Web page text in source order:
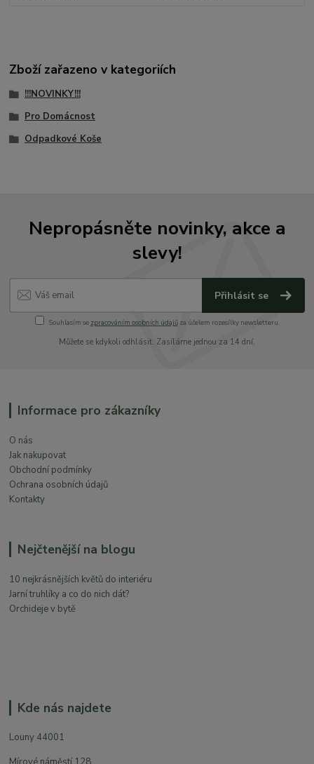
Zboží zařazeno v kategoriích
!!!NOVINKY!!!
Pro Domácnost
Odpadkové Koše
Nepropásněte novinky, akce a
slevy!
Přihlásit se
Souhlasím se zpracováním osobních údajůza účelem rozesílky newsletteru.
Můžete se kdykoli odhlásit. Zasíláme jednou za 14 dní.
Informace pro zákazníky
O nás
Jak nakupovat
Obchodní podmínky
Ochrana osobních údajů
Kontakty
Nejčtenější na blogu
10 nejkrásnějších květů do interiéru
Jarní truhlíky a co do nich dát?
Orchideje v bytě
Kde nás najdete
Louny 44001